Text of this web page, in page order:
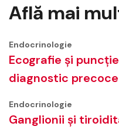
Află mai
Endocrinologie
Ecografie și
diagnostic precoce
Endocrinologie
Ganglionii și